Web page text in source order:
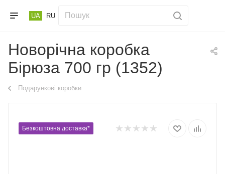
UA RU
Новорічна коробка
Бірюза 700 гр (1352)
Подарункові коробки
Безкоштовна доставка*